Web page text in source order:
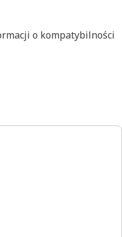
o kompatybilności